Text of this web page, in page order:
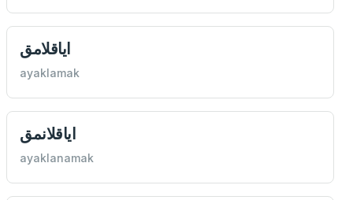
اياقلامق
ayaklamak
اياقلانمق
ayaklanamak